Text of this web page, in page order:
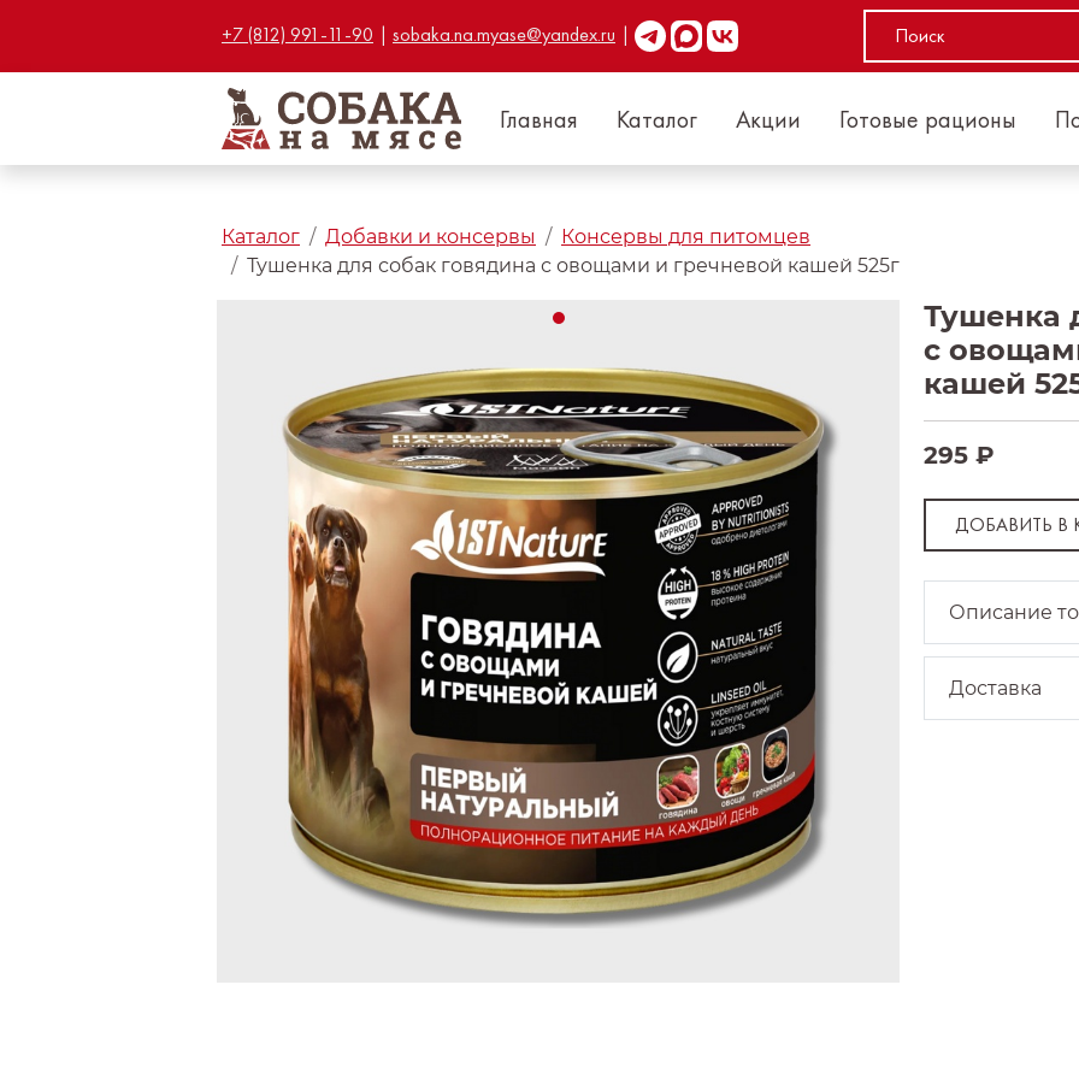
+7 (812) 991-11-90 | sobaka.na.myase@yandex.ru |
Главная Каталог Акции Готовые рационы
Каталог Добавки и консервы
Консервы для питомцев
Тушенка для собак говядина с овощами и гречневой кашей 525г
Тушенка
с
кашей
295 ₽
ДОБАВИТЬ В
Описание
Доставка